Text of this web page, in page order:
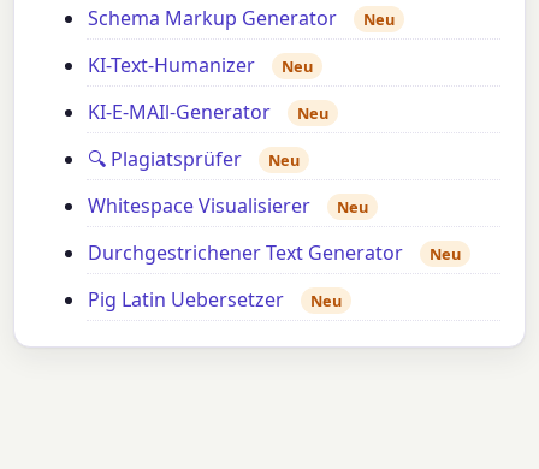
Schema Markup Generator Neu
KI-Text-Humanizer Neu
KI-E-MAIl-Generator Neu
🔍 Plagiatsprüfer Neu
Whitespace Visualisierer Neu
Durchgestrichener Text Generator Neu
Pig Latin Uebersetzer Neu